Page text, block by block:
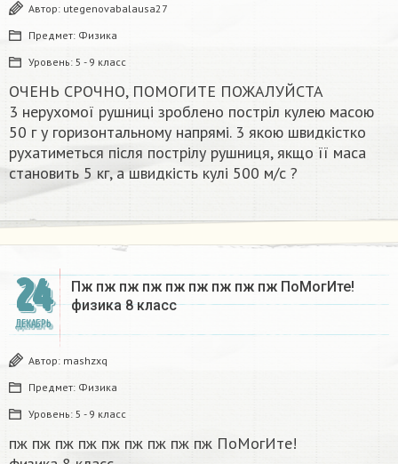
Автор: utegenovabalausa27
Предмет: Физика
Уровень: 5 - 9 класс
ОЧЕНЬ СРОЧНО, ПОМОГИТЕ ПОЖАЛУЙСТА
3 нерухомої рушниці зроблено постріл кулею масою
50 г у горизонтальному напрямі. 3 якою швидкістко
рухатиметься після пострілу рушниця, якщо її маса
становить 5 кг, а швидкість кулі 500 м/с ?​
24
ДЕКАБРЬ
Пж пж пж пж пж пж пж пж пж ПоМогИте!
физика 8 класс​
Автор: mashzxq
Предмет: Физика
Уровень: 5 - 9 класс
пж пж пж пж пж пж пж пж пж ПоМогИте!